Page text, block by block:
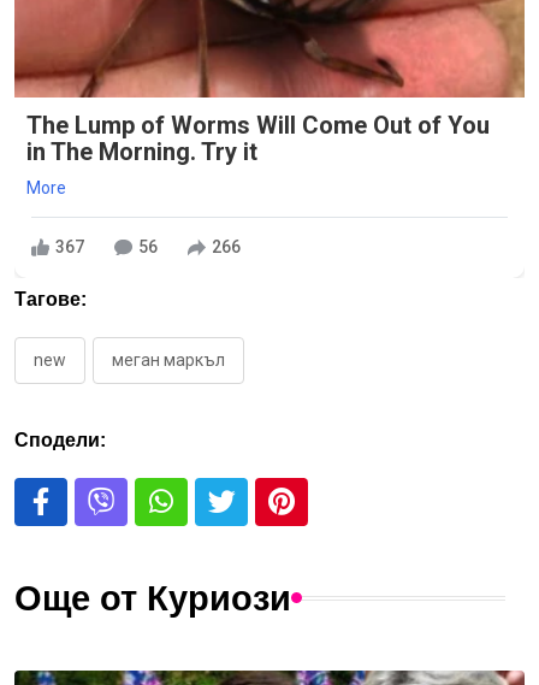
The Lump of Worms Will Come Out of You
in The Morning. Try it
More
367 56 266
Тагове:
new меган маркъл
Сподели:
Още от Куриози